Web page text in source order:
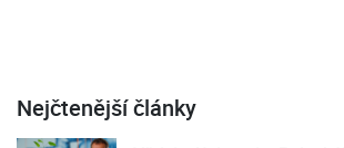
Nejčtenější články